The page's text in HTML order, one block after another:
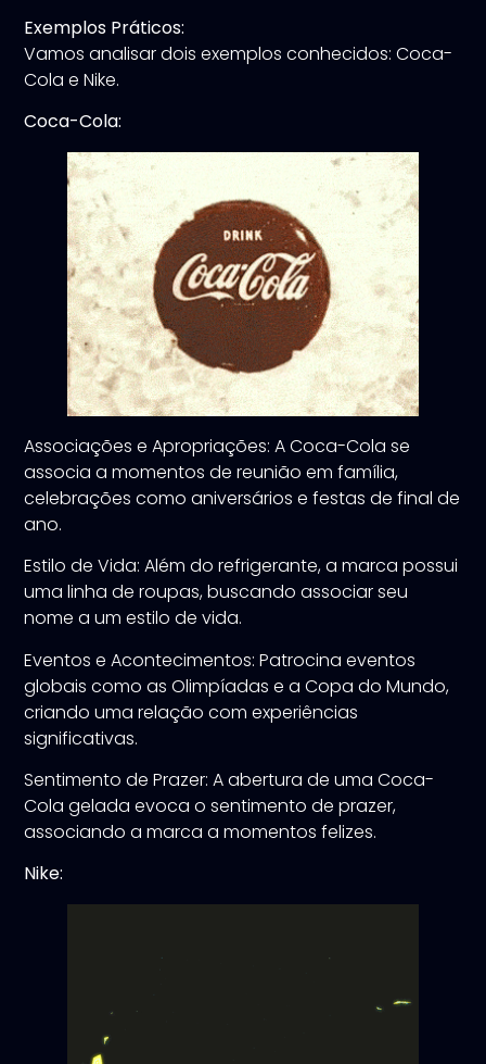
Exemplos Práticos:
Vamos analisar dois exemplos conhecidos: Coca-
Cola e Nike.
Coca-Cola:
Associações e Apropriações: A Coca-Cola se
associa a momentos de reunião em família,
celebrações como aniversários e festas de final de
ano.
Estilo de Vida: Além do refrigerante, a marca possui
uma linha de roupas, buscando associar seu
nome a um estilo de vida.
Eventos e Acontecimentos: Patrocina eventos
globais como as Olimpíadas e a Copa do Mundo,
criando uma relação com experiências
significativas.
Sentimento de Prazer: A abertura de uma Coca-
Cola gelada evoca o sentimento de prazer,
associando a marca a momentos felizes.
Nike: